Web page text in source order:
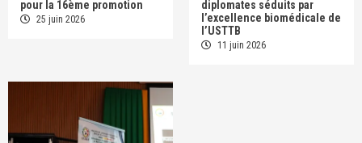
pour la 16ème promotion
25 juin 2026
diplomates séduits par
l’excellence biomédicale de
l’USTTB
11 juin 2026